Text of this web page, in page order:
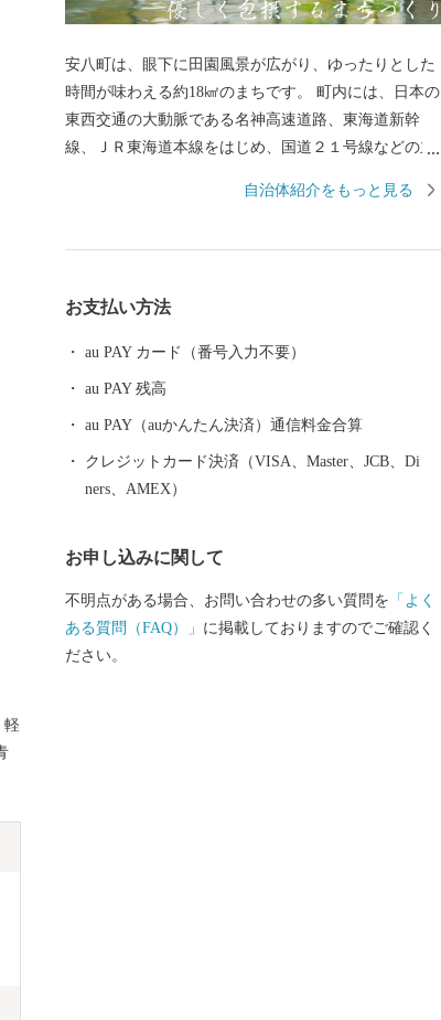
軽
安八町は、眼下に田園風景が広がり、ゆったりとした
時間が味わえる約18㎢のまちです。 町内には、日本の
東西交通の大動脈である名神高速道路、東海道新幹
線、ＪＲ東海道本線をはじめ、国道２１号線などの主
企業が事業所を構える田園風景と工業が融合したまち
びています。 町の名所には地下１，５００メートルか
ら湧き出る安八温泉や、織田信長が長篠の合戦の際に
に人気のある結神社、２月から３月にかけ１２００本
以上の梅が咲き誇る安八百梅園、４月に約３キロに渡
り桜が咲き誇る中須川千本桜などがあります。 anpachi
自治体紹介をもっと見る
お支払い方法
au PAY カード（番号入力不要）
au PAY 残高
au PAY（auかんたん決済）通信料金合算
クレジットカード決済（VISA、Master、JCB、Di
ners、AMEX）
お申し込みに関して
不明点がある場合、お問い合わせの多い質問を 「よく
ある質問（FAQ）」 に掲載しておりますのでご確認く
ださい。